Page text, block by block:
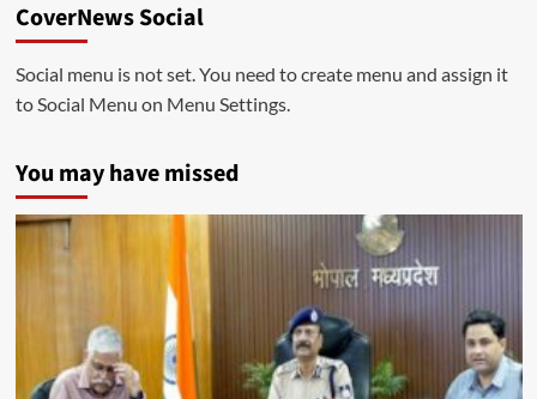
CoverNews Social
Social menu is not set. You need to create menu and assign it
to Social Menu on Menu Settings.
You may have missed